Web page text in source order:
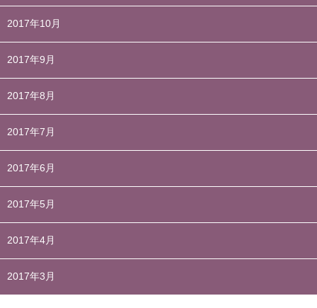
2017年10月
2017年9月
2017年8月
2017年7月
2017年6月
2017年5月
2017年4月
2017年3月